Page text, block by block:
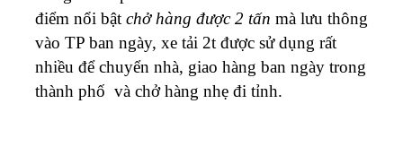
xe
tải
chở
điểm nổi bật chở hàng được 2 tấn mà lưu thông
vào TP ban ngày, xe tải 2t được sử dụng rất
nhiều để chuyển nhà, giao hàng ban ngày trong
thành phố và chở hàng nhẹ đi tỉnh.